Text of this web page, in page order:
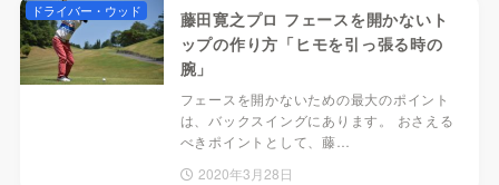
藤田寛之プロ フェースを開かないト
ップの作り方「ヒモを引っ張る時の
腕」
フェースを開かないための最大のポイント
は、バックスイングにあります。 おさえる
べきポイントとして、藤…
2020年3月28日
ドライバー・ウッド